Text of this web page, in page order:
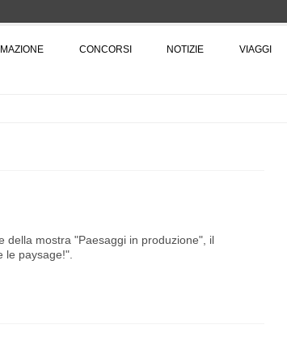
CONCORSI NOTIZIE VIAGGI
della mostra "Paesaggi in produzione", il
le paysage!".
promossa dal Museo MAGMA per la realizzazione di